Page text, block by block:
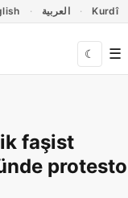
العربية Kurdî
☾ ☰
faşist
protesto